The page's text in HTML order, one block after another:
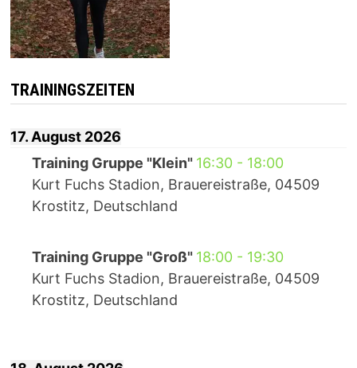
TRAININGSZEITEN
17. August 2026
Training Gruppe "Klein" 16:30- 18:00
Kurt Fuchs Stadion, Brauereistraße, 04509
Krostitz, Deutschland
Training Gruppe "Groß" 18:00- 19:30
Kurt Fuchs Stadion, Brauereistraße, 04509
Krostitz, Deutschland